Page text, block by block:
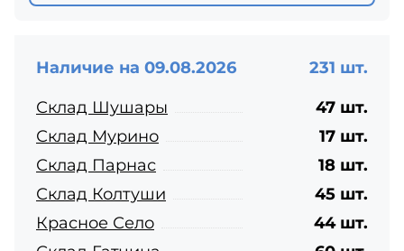
Наличие на 09.08.2026
231 шт.
Склад Шушары
47 шт.
Склад Мурино
17 шт.
Склад Парнас
18 шт.
Склад Колтуши
45 шт.
Красное Село
44 шт.